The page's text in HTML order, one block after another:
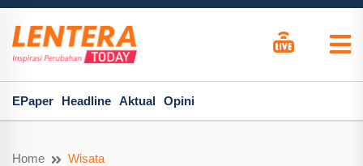
EPaper Headline Aktual Opini
Home Wisata